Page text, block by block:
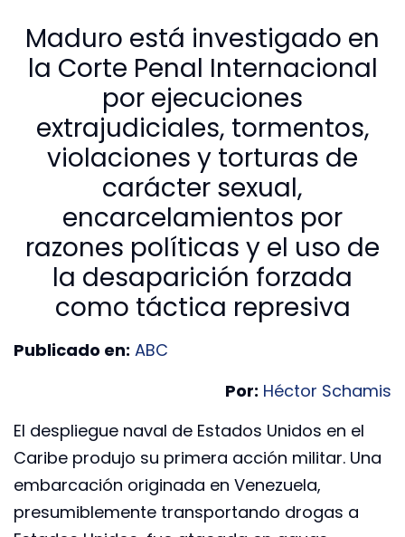
Maduro está investigado en
la Corte Penal Internacional
por ejecuciones
extrajudiciales, tormentos,
violaciones y torturas de
carácter sexual,
encarcelamientos por
razones políticas y el uso de
la desaparición forzada
como táctica represiva
Publicado en: ABC
Por: Héctor Schamis
El despliegue naval de Estados Unidos en el
Caribe produjo su primera acción militar. Una
embarcación originada en Venezuela,
presumiblemente transportando drogas a